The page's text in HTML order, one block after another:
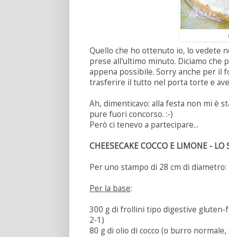
Quello che ho ottenuto io, lo vedete
prese all'ultimo minuto. Diciamo che
appena possibile. Sorry anche per il
trasferire il tutto nel porta torte e
Ah, dimenticavo: alla festa non mi è
pure fuori concorso. :-)
Però ci tenevo a partecipare...
CHEESECAKE COCCO E LIMONE -
Per uno stampo di 28 cm di diametro:
Per la base:
300 g di frollini tipo digestive gluten-
2-1)
80 g di olio di cocco (o burro